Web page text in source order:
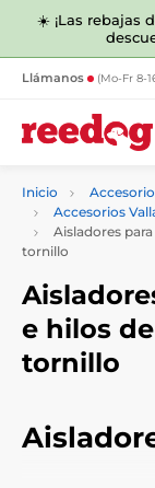
☀️ ¡Las rebajas
Llámanos (Mo-Fr 8-
Inicio
Accesorios
Aisladores
tornillo
e hilos
tornillo